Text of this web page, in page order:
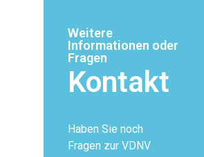
Weitere
Informationen oder
Fragen
Kontakt
Haben Sie noch
Fragen zur VDNV